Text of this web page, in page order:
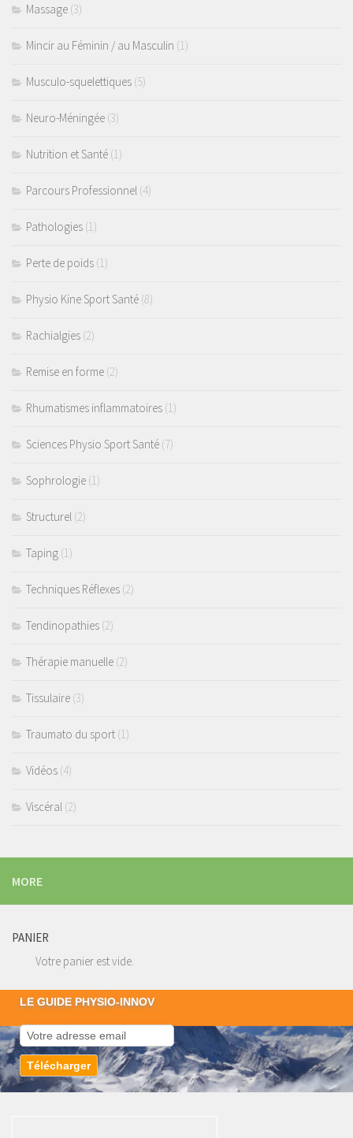
Massage (3)
Mincir au Féminin / au Masculin (1)
Musculo-squelettiques (5)
Neuro-Méningée (3)
Nutrition et Santé (1)
Parcours Professionnel (4)
Pathologies (1)
Perte de poids (1)
Physio Kine Sport Santé (8)
Rachialgies (2)
Remise en forme (2)
Rhumatismes inflammatoires (1)
Sciences Physio Sport Santé (7)
Sophrologie (1)
Structurel (2)
Taping (1)
Techniques Réflexes (2)
Tendinopathies (2)
Thérapie manuelle (2)
Tissulaire (3)
Traumato du sport (1)
Vidéos (4)
Viscéral (2)
MORE
PANIER
Votre panier est vide.
LE GUIDE PHYSIO-INNOV